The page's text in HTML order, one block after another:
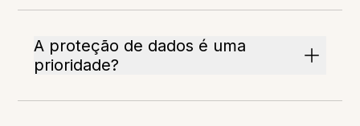
A proteção de dados é uma
prioridade?